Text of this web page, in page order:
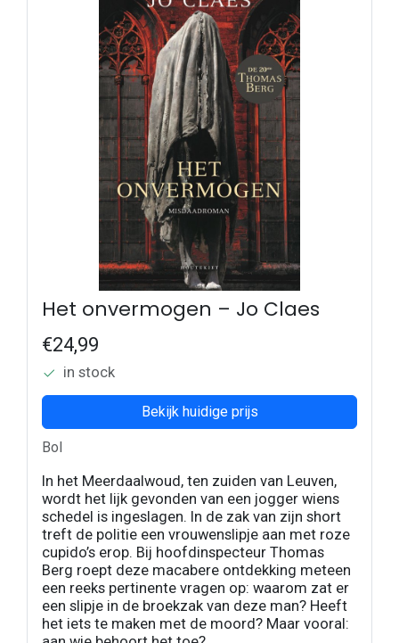
Het onvermogen – Jo Claes
€24,99
in stock
Bekijk huidige prijs
Bol
In het Meerdaalwoud, ten zuiden van Leuven,
wordt het lijk gevonden van een jogger wiens
schedel is ingeslagen. In de zak van zijn short
treft de politie een vrouwenslipje aan met roze
cupido’s erop. Bij hoofdinspecteur Thomas
Berg roept deze macabere ontdekking meteen
een reeks pertinente vragen op: waarom zat er
een slipje in de broekzak van deze man? Heeft
het iets te maken met de moord? Maar vooral: